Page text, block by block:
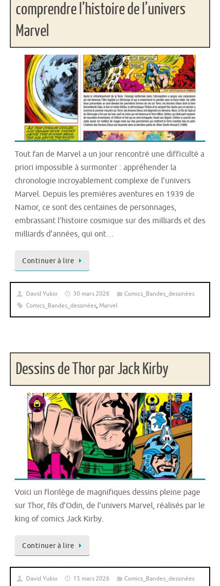
comprendre l’histoire de l’univers
Marvel
Tout fan de Marvel a un jour rencontré une difficulté a
priori impossible à surmonter : appréhender la
chronologie incroyablement complexe de l’univers
Marvel. Depuis les premières aventures en 1939 de
Namor, ce sont des centaines de personnages,
embrassant l’histoire cosmique sur des milliards et des
milliards d’années, qui ont…
Continuer à lire
David Yukio 30 mars 2026
Comics_Bandes_dessinées
Comics_Bandes_dessinées, Marvel
Dessins de Thor par Jack Kirby
Voici un florilège de magnifiques dessins pleine page
sur Thor, fils d’Odin, de l’univers Marvel, réalisés par le
king of comics Jack Kirby.
Continuer à lire
David Yukio 15 mars 2026 Comics_Bandes_dessinées